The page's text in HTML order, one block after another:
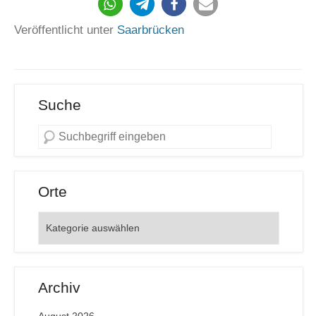
Veröffentlicht unter Saarbrücken
Suche
Orte
Archiv